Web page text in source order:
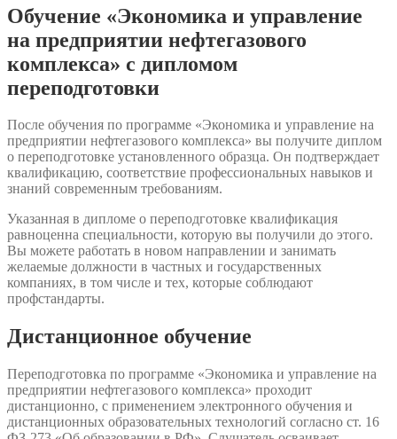
Обучение «Экономика и управление
на предприятии нефтегазового
комплекса» с дипломом
переподготовки
После обучения по программе «Экономика и управление на
предприятии нефтегазового комплекса» вы получите диплом
о переподготовке установленного образца. Он подтверждает
квалификацию, соответствие профессиональных навыков и
знаний современным требованиям.
Указанная в дипломе о переподготовке квалификация
равноценна специальности, которую вы получили до этого.
Вы можете работать в новом направлении и занимать
желаемые должности в частных и государственных
компаниях, в том числе и тех, которые соблюдают
профстандарты.
Дистанционное обучение
Переподготовка по программе «Экономика и управление на
предприятии нефтегазового комплекса» проходит
дистанционно, с применением электронного обучения и
дистанционных образовательных технологий согласно ст. 16